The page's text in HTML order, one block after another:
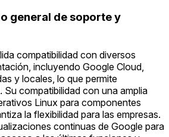
general de soporte y
compatibilidad con diversos
incluyendo Google Cloud,
y locales, lo que permite
Su compatibilidad con una amplia
Linux para componentes
la flexibilidad para las empresas.
continuas de Google para